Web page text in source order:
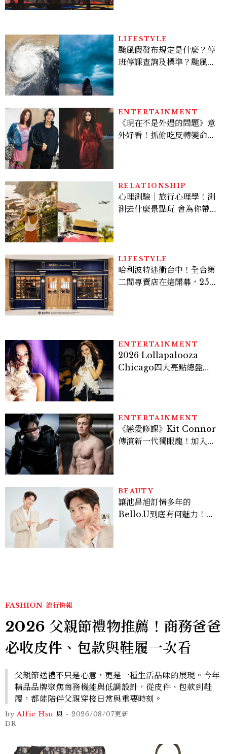
LIFESTYLE
颱風假發布規定是什麼？停
班停課查詢及標準？颱風假
ENTERTAINMENT
《現在不是外遇的問題》意
外好看！抓偷吃反轉變命
看點懶人包
RELATIONSHIP
心理測驗｜旅行心理學！測
測去什麼景點玩 會為你帶來
LIFESTYLE
哈利波特迷衝台中！全台第
二間專賣店在這開幕，25週
ENTERTAINMENT
2026 Lollapalooza
Chicago四大亮點總盤
ENTERTAINMENT
《戀愛修課》Kit Connor
傳演新一代獨眼龍！加入新
BEAUTY
讓池昌旭訂情多年的
Bello.U到底有何魅力！揭
FASHION 流行快報
2026 父親節禮物推薦！商務爸爸
必收皮件、包款與鞋履一次看
父親節送禮不只是心意，更是一種生活品味的展現。今年
精品品牌聚焦商務機能與低調設計，從皮件、包款到鞋
履，都能陪伴父親穿梭日常與重要時刻。
by Alfie Hsu 與 - 2026/08/07更新
DR